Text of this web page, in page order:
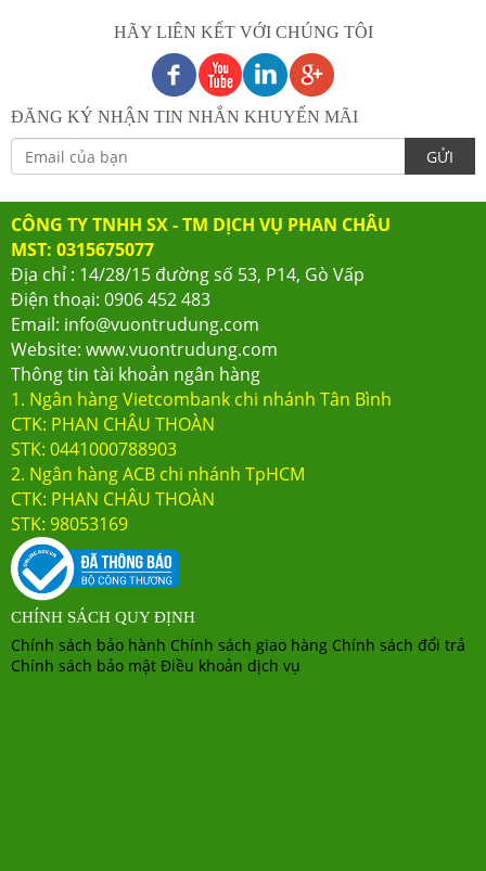
Châu. Phan Châu là đơn vị có
nhiều kinh nghiệm trong tư
vấn và xây dựng thiết kế các
mô hình thuỷ canh. Chúng tôi
cung cấp các giải pháp giúp tối
ưu các chi phí đầu xây dựng,
thiết kế mô hình trồng rau
thủy canh ở mọi quy mô. Các
hướng đến mục tiêu tiết kiệm
chi phí, hiệu quả cao, chất
lượng hoàn hảo.
trồng rau thủy canh để rau đạt
năng suất vượt trội.
HÃY LIÊN KẾT VỚI CHÚNG TÔI
ĐĂNG KÝ NHẬN TIN NHẮN KHUYẾN MÃI
GỬI
CÔNG TY TNHH SX - TM DỊCH VỤ PHAN CHÂU
MST: 0315675077
Địa chỉ : 14/28/15 đường số 53, P14, Gò Vấp
Điện thoại: 0906 452 483
Email: info@vuontrudung.com
Website: www.vuontrudung.com
Thông tin tài khoản ngân hàng
1. Ngân hàng Vietcombank chi nhánh Tân Bình
CTK: PHAN CHÂU THOÀN
STK: 0441000788903
2. Ngân hàng ACB chi nhánh TpHCM
CTK: PHAN CHÂU THOÀN
STK: 98053169
CHÍNH SÁCH QUY ĐỊNH
Chính sách bảo hành Chính sách giao hàng Chính sách đổi trả
Chính sách bảo mật Điều khoản dịch vụ